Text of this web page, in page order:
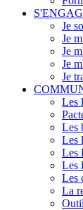
Je
Je
Je
Je
Je
Les
Les
Les
Les
Les
Les
La